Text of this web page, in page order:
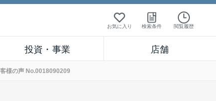
お気に入り 検索条件 閲覧履歴
投資・事業 店舗
様の声 No.0018090209